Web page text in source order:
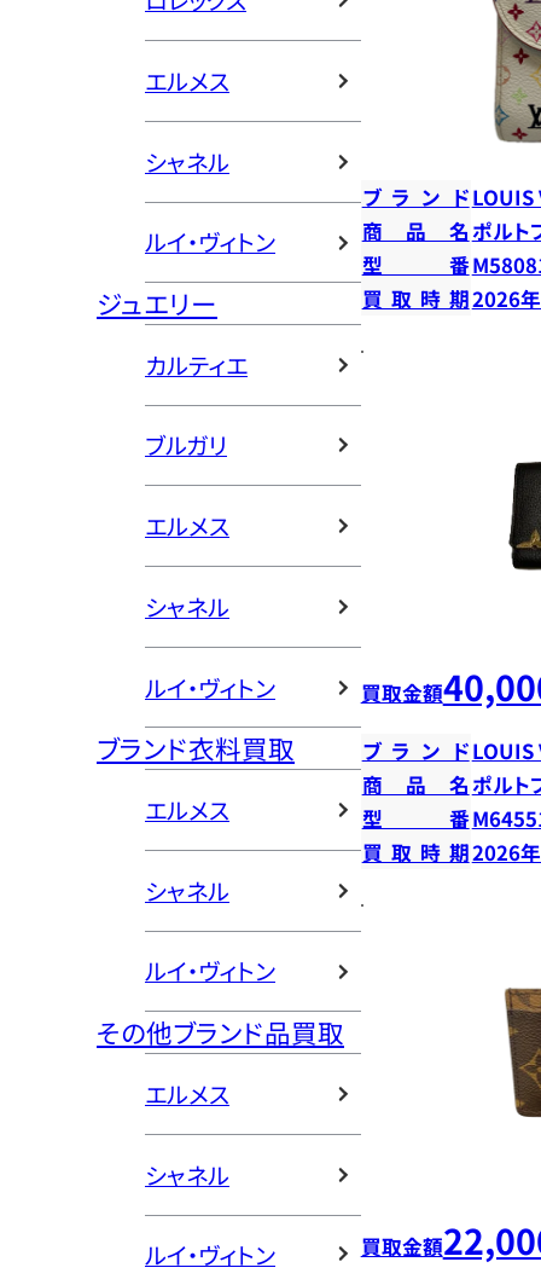
エルメス
シャネル
ルイ・ヴィトン
ジュエリー
カルティエ
ブルガリ
エルメス
シャネル
ルイ・ヴィトン
ブランド衣料買取
エルメス
シャネル
ルイ・ヴィトン
その他ブランド品買取
エルメス
シャネル
ルイ・ヴィトン
ブランドLOUIS
商品名ポルト
型番
買取時期2026
買取金額
ブランドLOUIS
商品名ポルト
型番
買取時期2026
買取金額